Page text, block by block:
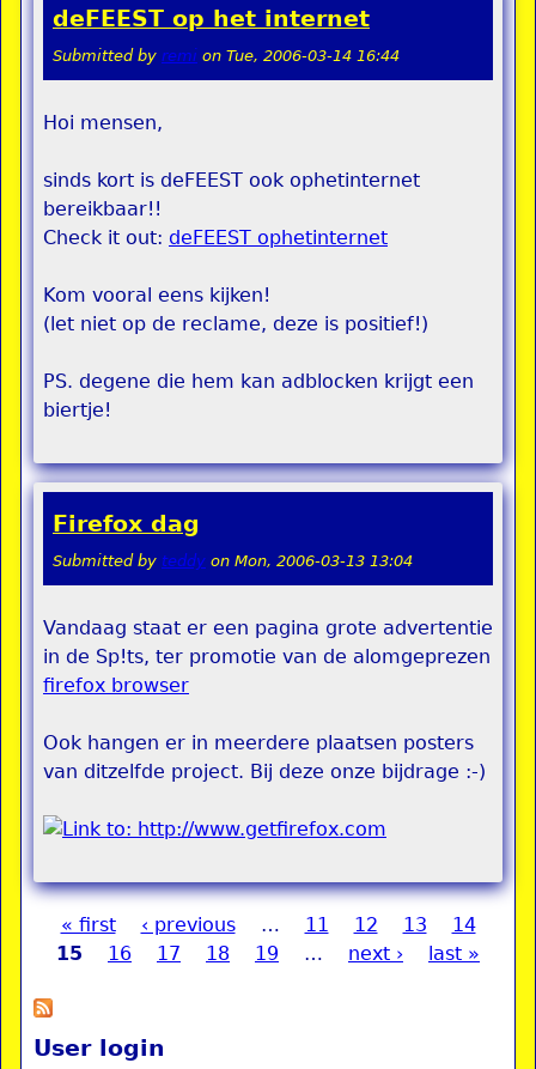
deFEEST op het internet
Submitted by remi on Tue, 2006-03-14 16:44
Hoi mensen,
sinds kort is deFEEST ook ophetinternet
bereikbaar!!
Check it out: deFEEST ophetinternet
Kom vooral eens kijken!
(let niet op de reclame, deze is positief!)
PS. degene die hem kan adblocken krijgt een
biertje!
Firefox dag
Submitted by teddy on Mon, 2006-03-13 13:04
Vandaag staat er een pagina grote advertentie
in de Sp!ts, ter promotie van de alomgeprezen
firefox browser
Ook hangen er in meerdere plaatsen posters
van ditzelfde project. Bij deze onze bijdrage :-)
Pages
« first ‹ previous … 11 12 13
14
15
16 17 18 19 … next › last »
User login